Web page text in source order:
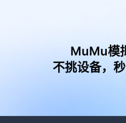
MuMu模
不挑设备，秒